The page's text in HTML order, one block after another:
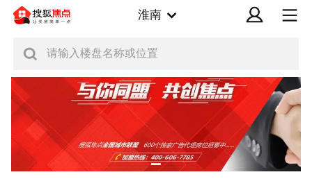
淮南
请输入楼盘名称或位置